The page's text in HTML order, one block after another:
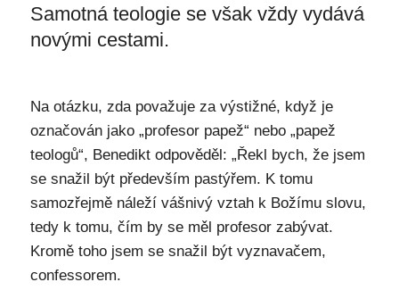
Samotná teologie se však vždy vydává
novými cestami.
Na otázku, zda považuje za výstižné, když je
označován jako „profesor papež“ nebo „papež
teologů“, Benedikt odpověděl: „Řekl bych, že jsem
se snažil být především pastýřem. K tomu
samozřejmě náleží vášnivý vztah k Božímu slovu,
tedy k tomu, čím by se měl profesor zabývat.
Kromě toho jsem se snažil být vyznavačem,
confessorem.